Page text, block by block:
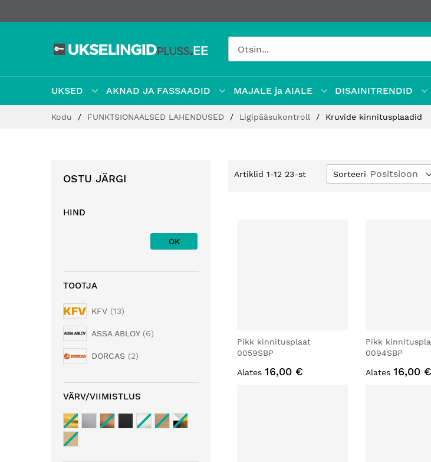
UKSED AKNAD JA FASSAADID MAJALE ja AIALE DISAINITRENDID
Kodu FUNKTSIONAALSED LAHENDUSED Ligipääsukontroll Kruvide kinnitusplaadid
Artiklid 1-12 23-st Sorteeri
Pikk kinnitusplaat
0059SBP
Alates 16,00 €
Pikk
0094SBP
Alates 16,00 €
OSTU JÄRGI
HIND
OK
TOOTJA
KFV 13
ASSA ABLOY 6
DORCAS 2
VÄRV/VIIMISTLUS